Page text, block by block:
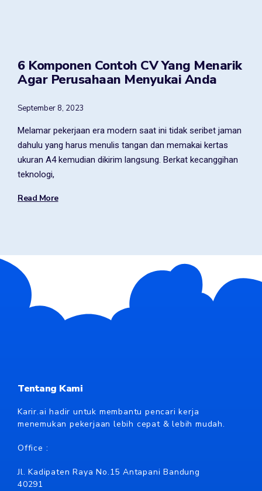
6 Komponen Contoh CV Yang Menarik
Agar Perusahaan Menyukai Anda
September 8, 2023
Melamar pekerjaan era modern saat ini tidak seribet jaman
dahulu yang harus menulis tangan dan memakai kertas
ukuran A4 kemudian dikirim langsung. Berkat kecanggihan
teknologi,
Read More
Tentang Kami
Karir.ai hadir untuk membantu pencari kerja
menemukan pekerjaan lebih cepat & lebih mudah.
Office :
Jl. Kadipaten Raya No.15 Antapani Bandung
40291